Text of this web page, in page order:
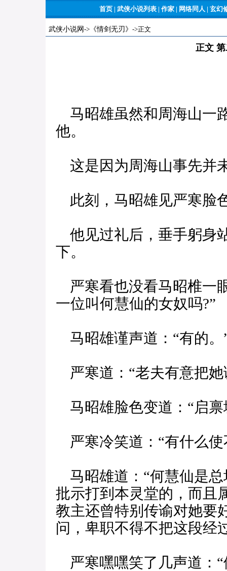
首页 | 武侠小说列表 | 作家 | 网络同人 | 玄幻
武侠小说网 -> 《情剑无刃》 ->正文
正文
马昭雄虽然和周海山一
他。
这是因为周海山事先并
此刻，马昭雄见严寒脸
他见过礼后，垂手躬身
下。
严寒看也没看马昭椎一
一位叫何慧仙的女奴吗?”
马昭雄谨声道：“有的。
严寒道：“老夫有意把她
马昭雄脸色变道：“启禀
严寒冷笑道：“有什么使
马昭雄道：“何慧仙是
批示打到本灵堂的，而且
教主还曾特别传谕对她要
问，卑职不得不把这段经
严寒嘿嘿笑了几声道：